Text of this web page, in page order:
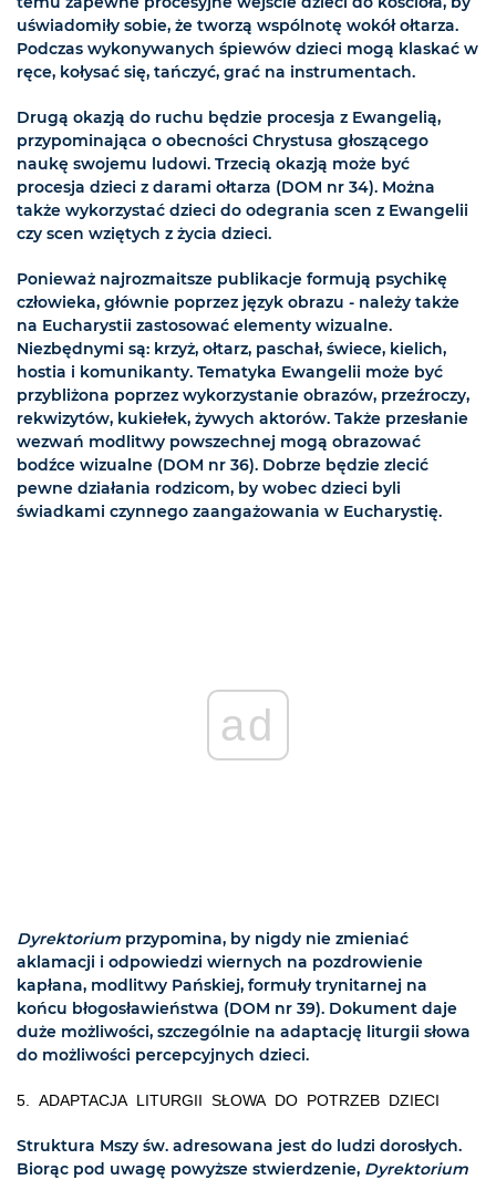
uświadomiły sobie, że tworzą wspólnotę wokół ołtarza.
Podczas wykonywanych śpiewów dzieci mogą klaskać w
ręce, kołysać się, tańczyć, grać na instrumentach.
Drugą okazją do ruchu będzie procesja z Ewangelią,
przypominająca o obecności Chrystusa głoszącego
naukę swojemu ludowi. Trzecią okazją może być
procesja dzieci z darami ołtarza (DOM nr 34). Można
także wykorzystać dzieci do odegrania scen z Ewangelii
czy scen wziętych z życia dzieci.
Ponieważ najrozmaitsze publikacje formują psychikę
człowieka, głównie poprzez język obrazu - należy także
na Eucharystii zastosować elementy wizualne.
Niezbędnymi są: krzyż, ołtarz, paschał, świece, kielich,
hostia i komunikanty. Tematyka Ewangelii może być
przybliżona poprzez wykorzystanie obrazów, przeźroczy,
rekwizytów, kukiełek, żywych aktorów. Także przesłanie
wezwań modlitwy powszechnej mogą obrazować
bodźce wizualne (DOM nr 36). Dobrze będzie zlecić
pewne działania rodzicom, by wobec dzieci byli
świadkami czynnego zaangażowania w Eucharystię.
ad
Dyrektorium przypomina, by nigdy nie zmieniać
aklamacji i odpowiedzi wiernych na pozdrowienie
kapłana, modlitwy Pańskiej, formuły trynitarnej na
końcu błogosławieństwa (DOM nr 39). Dokument daje
duże możliwości, szczególnie na adaptację liturgii słowa
do możliwości percepcyjnych dzieci.
5. ADAPTACJA LITURGII SŁOWA DO POTRZEB DZIECI
Struktura Mszy św. adresowana jest do ludzi dorosłych.
Biorąc pod uwagę powyższe stwierdzenie, Dyrektorium